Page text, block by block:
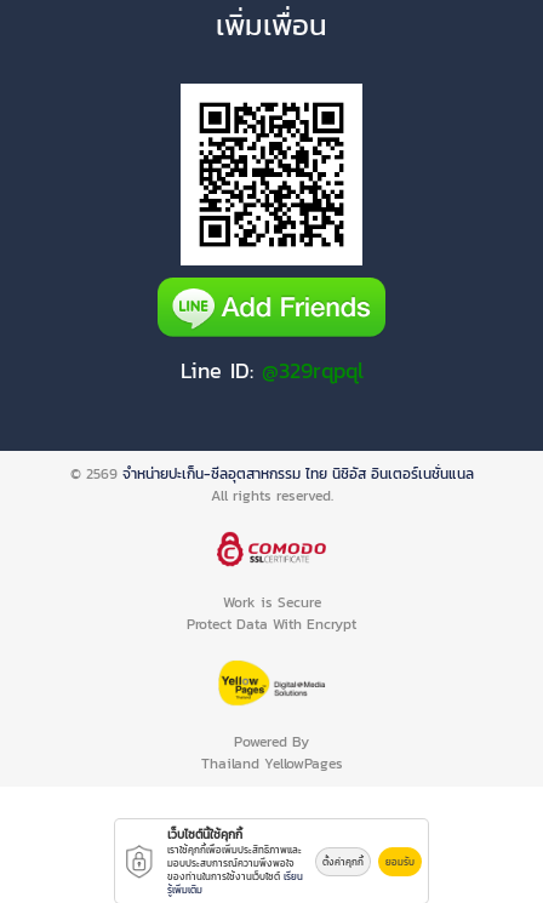
เพิ่มเพื่อน
Line ID: @329rqpql
© 2569 จำหน่ายปะเก็น-ซีลอุตสาหกรรม ไทย นิชิอัส อินเตอร์เนชั่นแนล
All rights reserved.
Work is Secure
Protect Data With Encrypt
Powered By
Thailand YellowPages
เว็บไซต์นี้ใช้คุกกี้
เราใช้คุกกี้เพื่อเพิ่มประสิทธิภาพและ
มอบประสบการณ์ความพึงพอใจ
ของท่านในการใช้งานเว็บไซต์ เรียน
รู้เพิ่มเติม
ตั้งค่าคุกกี้ ยอมรับ